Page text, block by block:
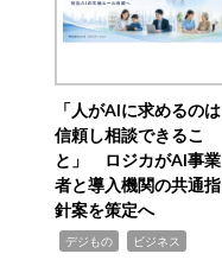
「人がAIに求めるのは
信頼し相談できるこ
と」 ロジカがAI事業
者と導入機関の共通指
針案を策定へ
デジもの ビジネス